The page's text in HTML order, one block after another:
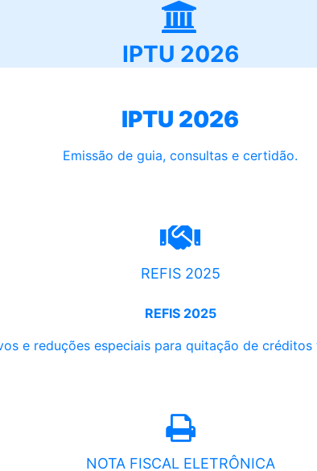
IPTU 2026
IPTU 2026
Emissão de guia, consultas e certidão.
REFIS 2025
REFIS 2025
e reduções especiais para quitação de
NOTA FISCAL ELETRÔNICA